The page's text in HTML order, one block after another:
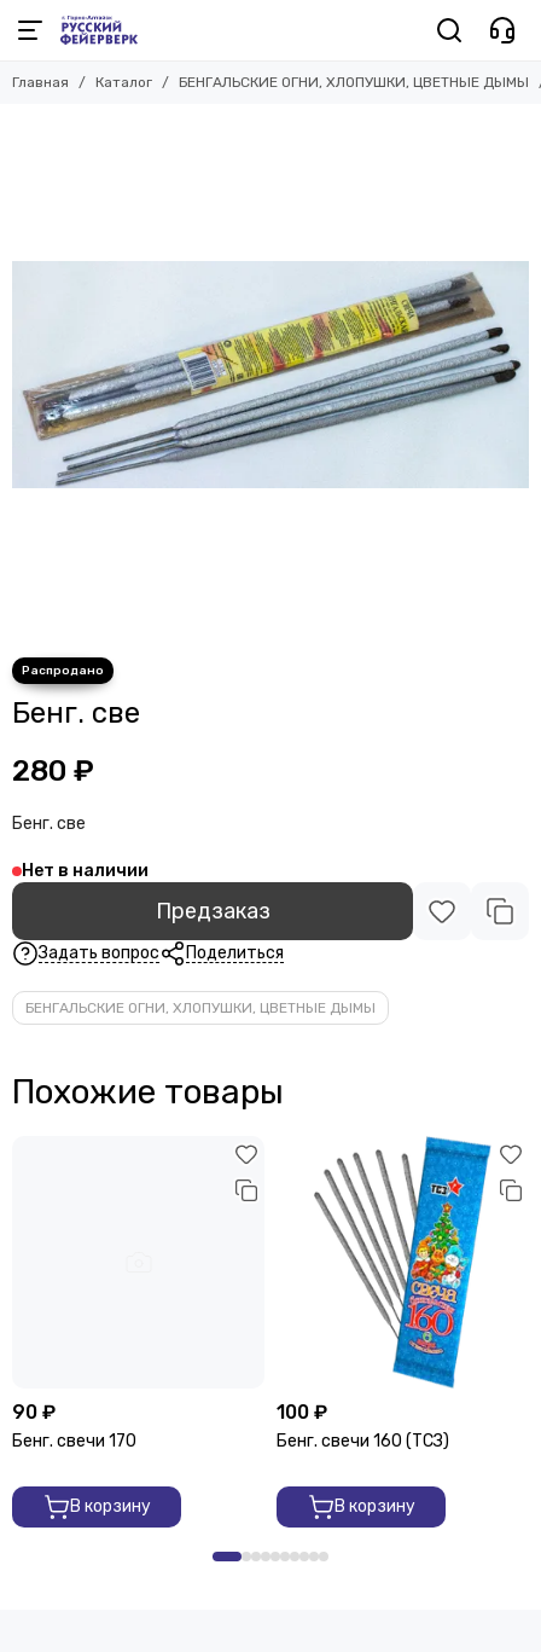
Главная Каталог БЕНГАЛЬСКИЕ ОГНИ, ХЛОПУШКИ, ЦВЕТНЫЕ ДЫМЫ
Бенг. све
280 ₽
Бенг. све
Нет в наличии
Предзаказ
Задать вопрос Поделиться
БЕНГАЛЬСКИЕ ОГНИ, ХЛОПУШКИ, ЦВЕТНЫЕ ДЫМЫ
Похожие товары
90 ₽
Бенг. свечи 170
В корзину
100 ₽
Бенг. свечи 160 (ТСЗ)
В корзину